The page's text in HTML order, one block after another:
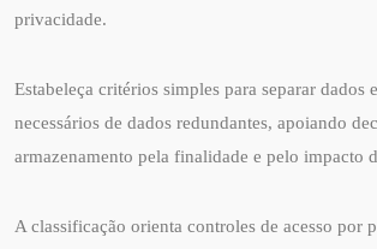
privacidade.
Estabeleça critérios simples para separar dados
necessários de dados redundantes, apoiando
armazenamento pela finalidade e pelo impacto
A classificação orienta controles de acesso por